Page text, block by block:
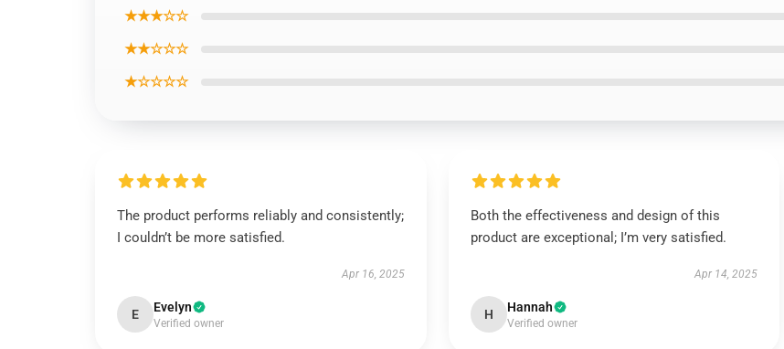
★★★☆☆
★★☆☆☆
★☆☆☆☆
The product performs reliably and consistently;
I couldn’t be more satisfied.
Apr 16, 2025
E Evelyn
Verified owner
Both the effectiveness and design of this
product are exceptional; I’m very satisfied.
Apr 14, 2025
H Hannah
Verified owner